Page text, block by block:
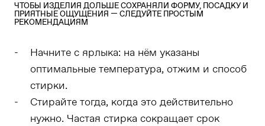
ЧТОБЫ ИЗДЕЛИЯ ДОЛЬШЕ СОХРАНЯЛИ ФОРМУ, ПОСАДКУ И
ПРИЯТНЫЕ ОЩУЩЕНИЯ — СЛЕДУЙТЕ ПРОСТЫМ
РЕКОМЕНДАЦИЯМ
Начните с ярлыка: на нём указаны
оптимальные температура, отжим и способ
стирки.
Стирайте тогда, когда это действительно
нужно. Частая стирка сокращает срок